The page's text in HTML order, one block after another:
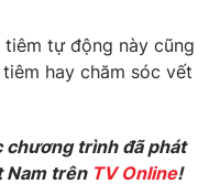
tiêm tự động này cũng
hay chăm sóc vết
chương trình đã phát
Nam trên TV Online!